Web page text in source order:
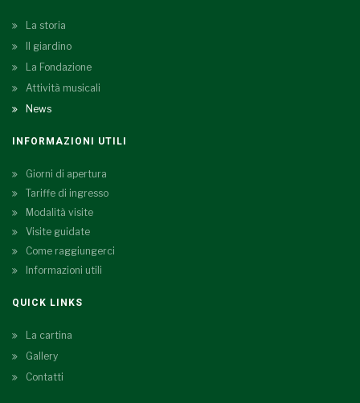
La storia
Il giardino
La Fondazione
Attività musicali
News
INFORMAZIONI UTILI
Giorni di apertura
Tariffe di ingresso
Modalità visite
Visite guidate
Come raggiungerci
Informazioni utili
QUICK LINKS
La cartina
Gallery
Contatti